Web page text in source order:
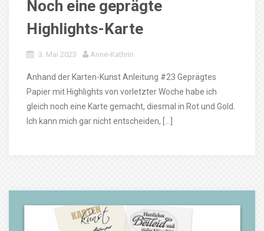
Noch eine geprägte
Highlights-Karte
3. Mai 2023 Anne-Kathrin
Anhand der Karten-Kunst Anleitung #23 Geprägtes
Papier mit Highlights von vorletzter Woche habe ich
gleich noch eine Karte gemacht, diesmal in Rot und Gold.
Ich kann mich gar nicht entscheiden, […]